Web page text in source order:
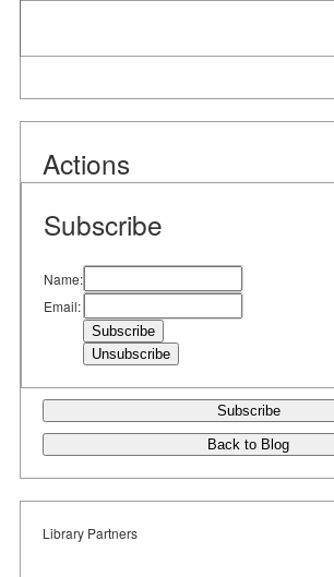
Actions
Subscribe
Name:
Email:
Subscribe
Back to Blog
Library Partners